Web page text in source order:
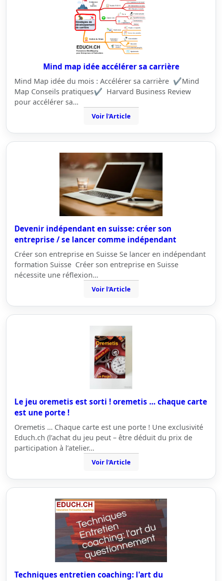
Mind map idée accélérer sa carrière
Mind Map idée du mois : Accélérer sa carrière ✔️Mind
Map Conseils pratiques✔️ Harvard Business Review
pour accélérer sa…
Voir l'Article
Devenir indépendant en suisse: créer son
entreprise / se lancer comme indépendant
Créer son entreprise en Suisse Se lancer en indépendant
formation Suisse Créer son entreprise en Suisse
nécessite une réflexion…
Voir l'Article
Le jeu oremetis est sorti ! oremetis … chaque carte
est une porte !
Oremetis … Chaque carte est une porte ! Une exclusivité
Educh.ch (l’achat du jeu peut – être déduit du prix de
participation à l’atelier…
Voir l'Article
Techniques entretien coaching: l'art du